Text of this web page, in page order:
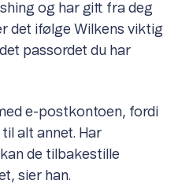
og har gitt fra deg
det ifølge Wilkens viktig
passordet du har
e-postkontoen, fordi
alt annet. Har
de tilbakestille
sier han.